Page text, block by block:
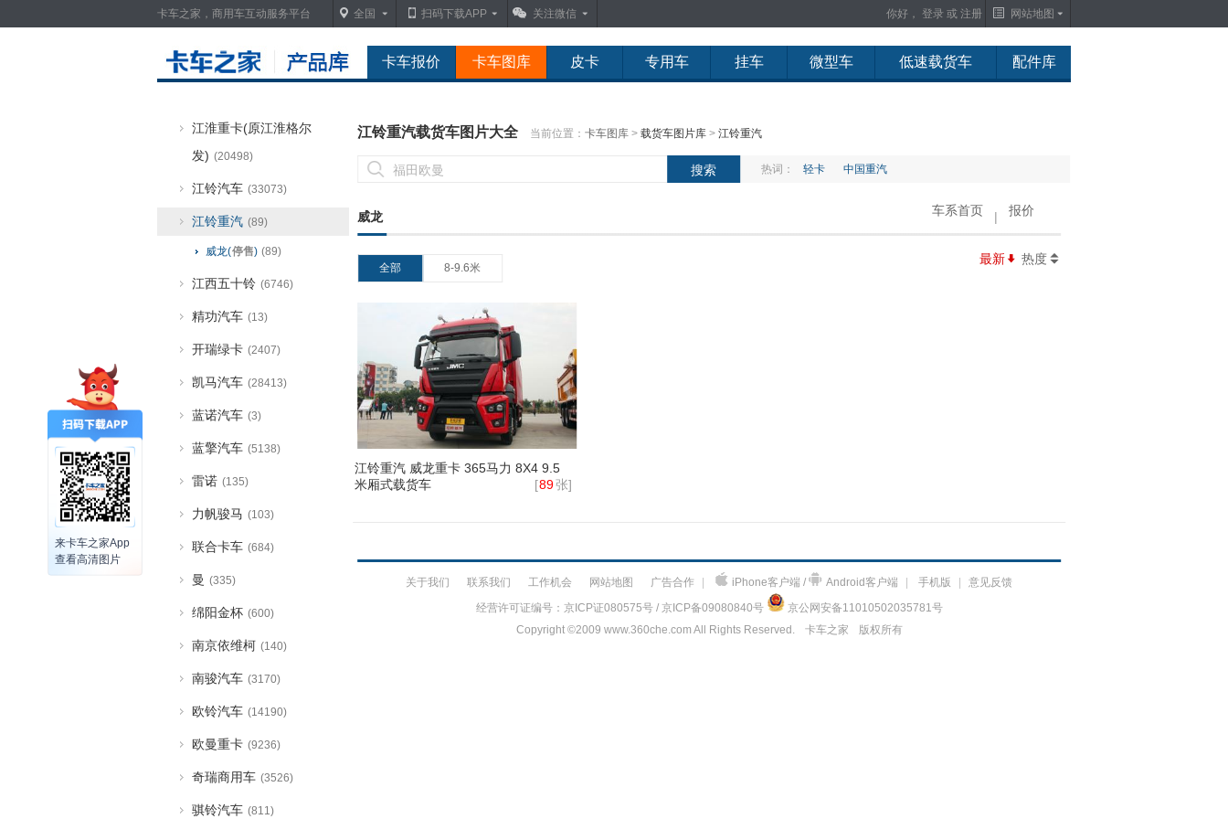
你好， 登录 或 注册 网站地图
卡车之家，商用车互动服务平台 全国 扫码下载APP 关注微信
卡车报价 卡车图库 皮卡 专用车 挂车 微型车 低速载货车 配件库
江淮星锐(258)
江淮运多多 (3908)
江淮重卡(原江淮格尔
发) (20498)
江铃汽车 (33073)
江铃重汽 (89)
威龙(停售) (89)
江西五十铃 (6746)
精功汽车 (13)
开瑞绿卡 (2407)
凯马汽车 (28413)
蓝诺汽车 (3)
蓝擎汽车 (5138)
雷诺 (135)
力帆骏马 (103)
联合卡车 (684)
曼 (335)
绵阳金杯 (600)
南京依维柯 (140)
南骏汽车 (3170)
欧铃汽车 (14190)
欧曼重卡 (9236)
奇瑞商用车 (3526)
骐铃汽车 (811)
江铃重汽载货车图片大全 当前位置：卡车图库 >载货车图片库 >江铃重汽
热词： 轻卡 中国重汽
威龙 车系首页 | 报价
全部 8-9.6米
最新  热度
江铃重汽 威龙重卡 365马力 8X4 9.5
米厢式载货车
[89张]
关于我们 联系我们 工作机会 网站地图 广告合作 iPhone客户端 / Android客户端 手机版
意见反馈
经营许可证编号：京ICP证080575号 / 京ICP备09080840号
京公网安备11010502035781号
Copyright ©2009 www.360che.com All Rights Reserved. 卡车之家 版权所有
来卡车之家App
查看高清图片